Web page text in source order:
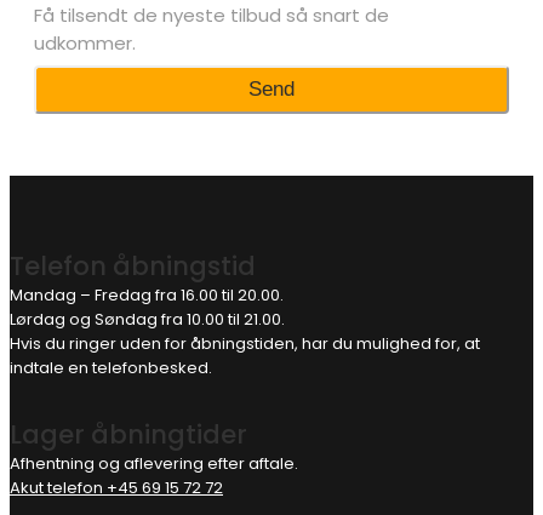
Få tilsendt de nyeste tilbud så snart de
udkommer.
Telefon åbningstid
Mandag – Fredag fra 16.00 til 20.00.
Lørdag og Søndag fra 10.00 til 21.00.
Hvis du ringer uden for åbningstiden, har du mulighed for, at
indtale en telefonbesked.
Lager åbningtider
Afhentning og aflevering efter aftale.
Akut telefon +45 69 15 72 72